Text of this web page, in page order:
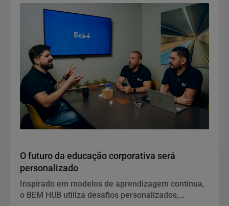
O futuro da educação corporativa será
personalizado
Inspirado em modelos de aprendizagem contínua,
o BEM HUB utiliza desafios personalizados,